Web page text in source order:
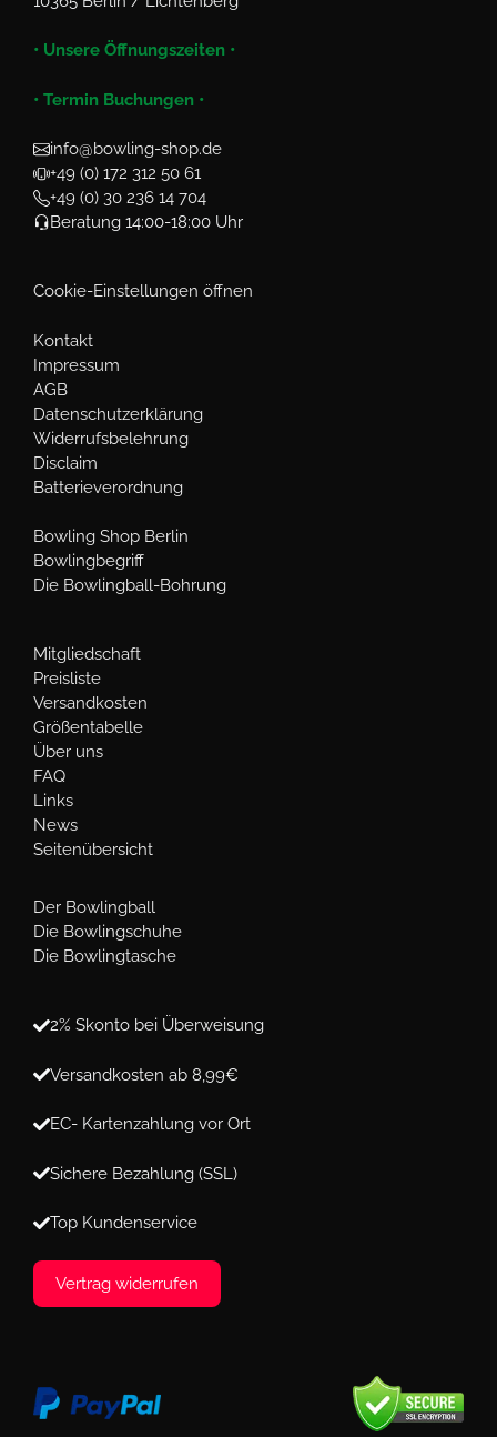
• Unsere Öffnungszeiten •
• Termin Buchungen •
info@bowling-shop.de
+49 (0) 172 312 50 61
+49 (0) 30 236 14 704
Beratung 14:00-18:00 Uhr
Cookie-Einstellungen öffnen
Kontakt
Impressum
AGB
Datenschutzerklärung
Widerrufsbelehrung
Disclaim
Batterieverordnung
Bowling Shop Berlin
Bowlingbegriff
Die Bowlingball-Bohrung
Mitgliedschaft
Preisliste
Versandkosten
Größentabelle
Über uns
FAQ
Links
News
Seitenübersicht
Der Bowlingball
Die Bowlingschuhe
Die Bowlingtasche
2% Skonto bei Überweisung
Versandkosten ab 8,99€
EC- Kartenzahlung vor Ort
Sichere Bezahlung (SSL)
Top Kundenservice
Vertrag widerrufen